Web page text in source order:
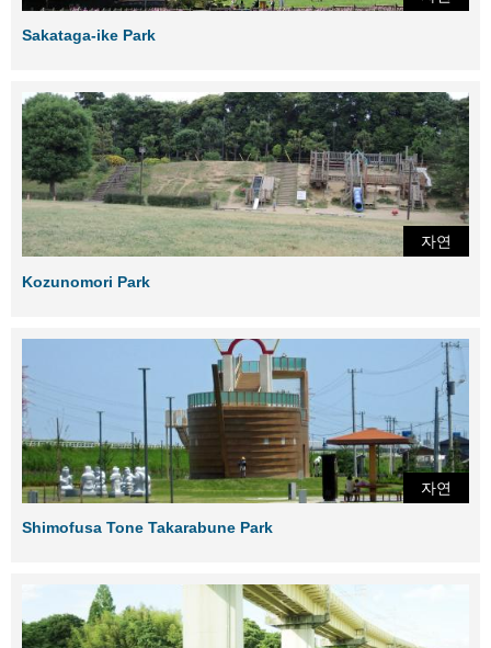
Sakataga-ike Park
자연
Kozunomori Park
자연
Shimofusa Tone Takarabune Park